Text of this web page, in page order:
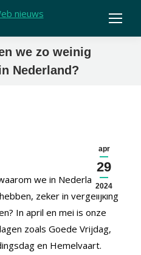
we zo weinig
Nederland?
apr
29
2024
we in Nederland
zeker in vergelijking
In april en mei is onze
zoals Goede Vrijdag,
en Hemelvaart.